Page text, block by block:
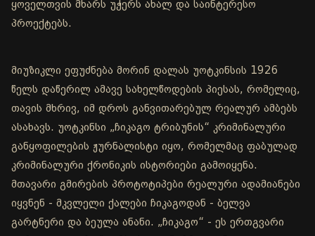
ყოველთვის მხარს უჭერს ახალ და საინტერესო
პროექტებს.
მიუზიკლი ეფუძნება მორინ დალას უოტკინსის 1926
წელს დაწერილ ამავე სახელწოდების პიესას, რომელიც,
თავის მხრივ, იმ დროს განვითარებულ რეალურ ამბებს
ასახავს. უოტკინსი „ჩიკაგო ტრიბუნის“ კრიმინალური
განყოფილების ჟურნალისტი იყო, რომელმაც ფაბულად
კრიმინალური ქრონიკის ისტორიები გამოიყენა.
მთავარი გმირების პროტოტიპები რეალური ადამიანები
იყვნენ - მკვლელი ქალები ჩიკაგოდან - ბელვა
გარტნერი და ბეულა ანანი. „ჩიკაგო“ - ეს ერთგვარი